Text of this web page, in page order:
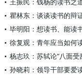
瞿林东：谈谈读书的辩
毕明阳：想读书、能读
徐复观：青年应当如何
杨志玖：苏轼论“八面受
孙晓莉：领导干部要爱